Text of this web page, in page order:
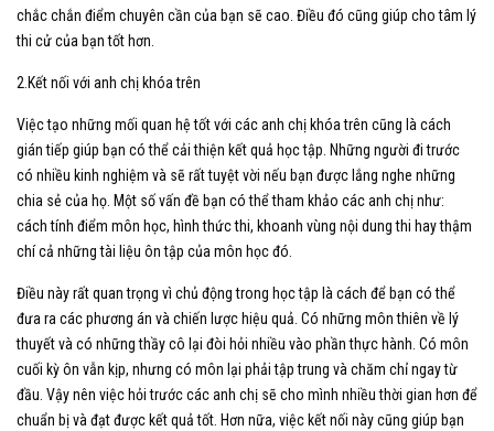
chắc chắn điểm chuyên cần của bạn sẽ cao. Điều đó cũng giúp cho tâm lý
thi cử của bạn tốt hơn.
2.Kết nối với anh chị khóa trên
Việc tạo những mối quan hệ tốt với các anh chị khóa trên cũng là cách
gián tiếp giúp bạn có thể cải thiện kết quả học tập. Những người đi trước
có nhiều kinh nghiệm và sẽ rất tuyệt vời nếu bạn được lắng nghe những
chia sẻ của họ. Một số vấn đề bạn có thể tham khảo các anh chị như:
cách tính điểm môn học, hình thức thi, khoanh vùng nội dung thi hay thậm
chí cả những tài liệu ôn tập của môn học đó.
Điều này rất quan trọng vì chủ động trong học tập là cách để bạn có thể
đưa ra các phương án và chiến lược hiệu quả. Có những môn thiên về lý
thuyết và có những thầy cô lại đòi hỏi nhiều vào phần thực hành. Có môn
cuối kỳ ôn vẫn kịp, nhưng có môn lại phải tập trung và chăm chỉ ngay từ
đầu. Vậy nên việc hỏi trước các anh chị sẽ cho mình nhiều thời gian hơn để
chuẩn bị và đạt được kết quả tốt. Hơn nữa, việc kết nối này cũng giúp bạn